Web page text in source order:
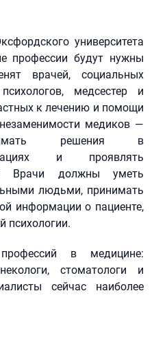
университета
профессии будут нужны
врачей, социальных
медсестер и
к лечению и помощи
медиков —
решения в
и проявлять
Врачи должны уметь
людьми, принимать
информации о пациенте,
психологии.
в медицине:
стоматологи и
сейчас наиболее